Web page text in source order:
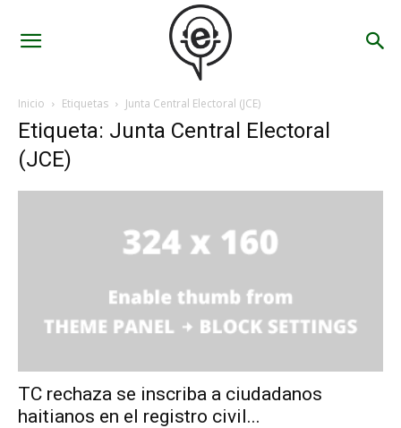
Inicio Etiquetas Junta Central Electoral (JCE)
Etiqueta: Junta Central Electoral
(JCE)
TC rechaza se inscriba a ciudadanos
haitianos en el registro civil...